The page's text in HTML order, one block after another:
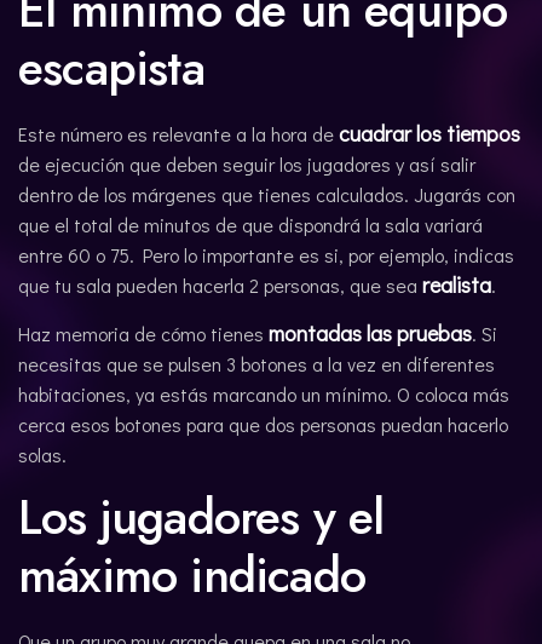
escapista
Este número es relevante a la hora decuadrar los tiempos
de ejecución que deben seguir los jugadores y así salir
dentro de los márgenes que tienes calculados. Jugarás con
que el total de minutos de que dispondrá la sala variará
entre 60 o 75. Pero lo importante es si, por ejemplo, indicas
que tu sala pueden hacerla 2 personas, que sea realista.
Haz memoria de cómo tienes montadas las pruebas. Si
necesitas que se pulsen 3 botones a la vez en diferentes
habitaciones, ya estás marcando un mínimo. O coloca más
cerca esos botones para que dos personas puedan hacerlo
solas.
Los jugadores y el
máximo indicado